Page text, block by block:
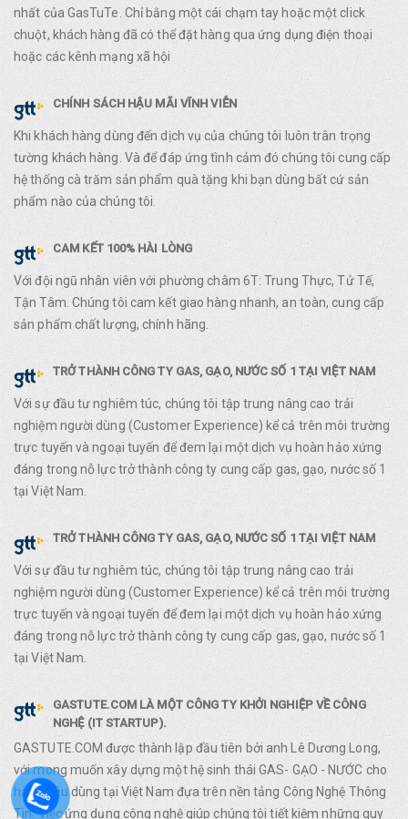
nhất của GasTuTe. Chỉ bằng một cái chạm tay hoặc một click
chuột, khách hàng đã có thể đặt hàng qua ứng dụng điện thoại
hoặc các kênh mạng xã hội
CHÍNH SÁCH HẬU MÃI VĨNH VIỄN
Khi khách hàng dùng đến dịch vụ của chúng tôi luôn trân trọng
tường khách hàng. Và để đáp ứng tình cảm đó chúng tôi cung cấp
hệ thống cà trăm sản phẩm quà tặng khi bạn dùng bất cứ sản
phẩm nào của chúng tôi.
CAM KẾT 100% HÀI LÒNG
Với đội ngũ nhân viên với phường châm 6T: Trung Thực, Tử Tế,
Tận Tâm. Chúng tôi cam kết giao hàng nhanh, an toàn, cung cấp
sản phẩm chất lượng, chính hãng.
TRỞ THÀNH CÔNG TY GAS, GẠO, NƯỚC SỐ 1 TẠI VIỆT NAM
Với sự đầu tư nghiêm túc, chúng tôi tập trung nâng cao trải
nghiệm người dùng (Customer Experience) kể cả trên môi trường
trực tuyến và ngoại tuyến để đem lại một dịch vụ hoàn hảo xứng
đáng trong nỗ lực trở thành công ty cung cấp gas, gạo, nước số 1
tại Việt Nam.
TRỞ THÀNH CÔNG TY GAS, GẠO, NƯỚC SỐ 1 TẠI VIỆT NAM
Với sự đầu tư nghiêm túc, chúng tôi tập trung nâng cao trải
nghiệm người dùng (Customer Experience) kể cả trên môi trường
trực tuyến và ngoại tuyến để đem lại một dịch vụ hoàn hảo xứng
đáng trong nỗ lực trở thành công ty cung cấp gas, gạo, nước số 1
tại Việt Nam.
GASTUTE.COM LÀ MỘT CÔNG TY KHỞI NGHIỆP VỀ CÔNG
NGHỆ (IT STARTUP).
GASTUTE.COM được thành lập đầu tiên bởi anh Lê Dương Long,
với mong muốn xây dựng một hệ sinh thái GAS- GẠO - NƯỚC cho
hàng tiêu dùng tại Việt Nam đựa trên nền tảng Công Nghệ Thông
Tin. Việc ứng dụng công nghệ giúp chúng tôi tiết kiệm những quy